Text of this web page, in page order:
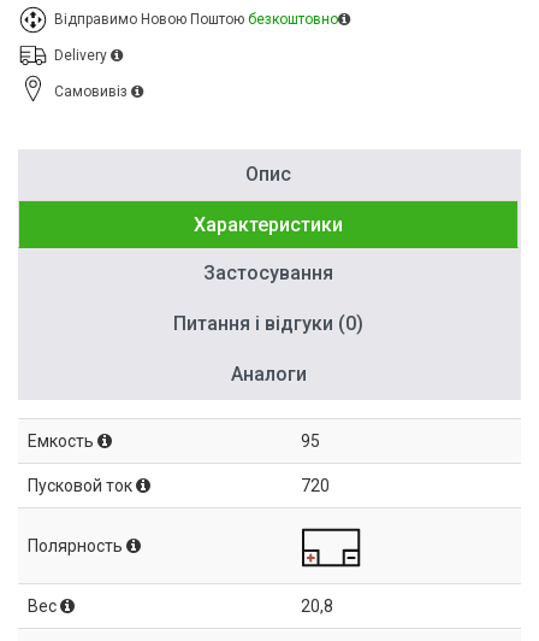
Відправимо Новою Поштою безкоштовно
Delivery
Cамовивіз
Опис
Характеристики
Застосування
Питання і відгуки (0)
Аналоги
Емкость 95
Пусковой ток 720
Полярность
Вес 20,8